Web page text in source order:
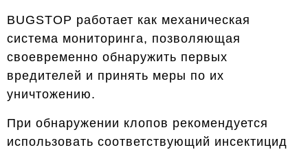
BUGSTOP работает как механическая
система мониторинга, позволяющая
своевременно обнаружить первых
вредителей и принять меры по их
уничтожению.
При обнаружении клопов рекомендуется
использовать соответствующий инсектицид